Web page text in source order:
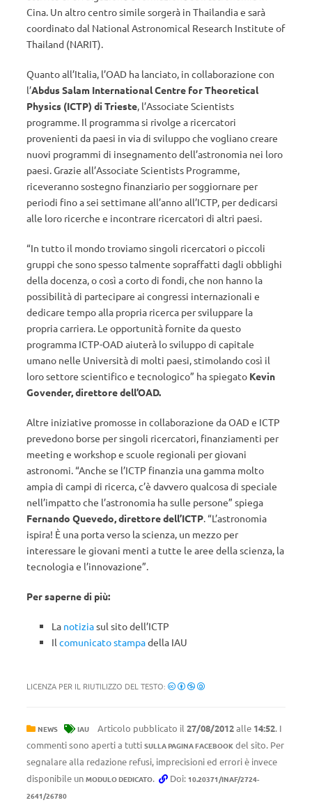
Cina. Un altro centro simile sorgerà in Thailandia e sarà
coordinato dal National Astronomical Research Institute of
Thailand (NARIT).
Quanto all’Italia, l’OAD ha lanciato, in collaborazione con
l’Abdus Salam International Centre for Theoretical
Physics (ICTP) di Trieste, l’Associate Scientists
programme. Il programma si rivolge a ricercatori
provenienti da paesi in via di sviluppo che vogliano creare
nuovi programmi di insegnamento dell’astronomia nei loro
paesi. Grazie all’Associate Scientists Programme,
riceveranno sostegno finanziario per soggiornare per
periodi fino a sei settimane all’anno all’ICTP, per dedicarsi
alle loro ricerche e incontrare ricercatori di altri paesi.
“In tutto il mondo troviamo singoli ricercatori o piccoli
gruppi che sono spesso talmente sopraffatti dagli obblighi
della docenza, o così a corto di fondi, che non hanno la
possibilità di partecipare ai congressi internazionali e
dedicare tempo alla propria ricerca per sviluppare la
propria carriera. Le opportunità fornite da questo
programma ICTP-OAD aiuterà lo sviluppo di capitale
umano nelle Università di molti paesi, stimolando così il
loro settore scientifico e tecnologico” ha spiegato Kevin
Govender, direttore dell’OAD.
Altre iniziative promosse in collaborazione da OAD e ICTP
prevedono borse per singoli ricercatori, finanziamenti per
meeting e workshop e scuole regionali per giovani
astronomi. “Anche se l’ICTP finanzia una gamma molto
ampia di campi di ricerca, c’è davvero qualcosa di speciale
nell’impatto che l’astronomia ha sulle persone” spiega
Fernando Quevedo, direttore dell’ICTP. “L’astronomia
ispira! È una porta verso la scienza, un mezzo per
interessare le giovani menti a tutte le aree della scienza, la
tecnologia e l’innovazione”.
Per saperne di più:
La notiziasul sito dell’ICTP
Il comunicato stampadella IAU
LICENZA PER IL RIUTILIZZO DEL TESTO:
NEWS IAU Articolo pubblicato il 27/08/2012alle 14:52. I
commenti sono aperti a tutti SULLA PAGINA FACEBOOK del sito. Per
segnalare alla redazione refusi, imprecisioni ed errori è invece
disponibile un MODULO DEDICATO. Doi: 10.20371/INAF/2724-
2641/26780